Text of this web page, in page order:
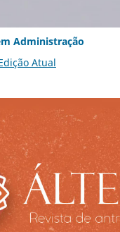
Administração
Atual